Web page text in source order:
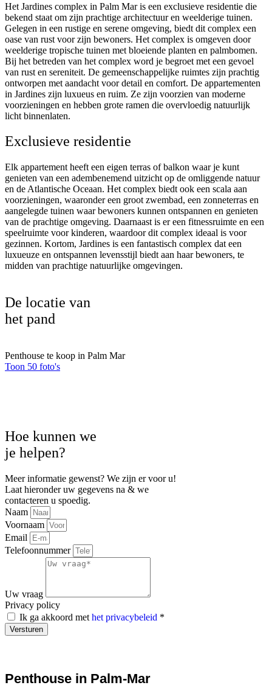
Het Jardines complex in Palm Mar is een exclusieve residentie die
bekend staat om zijn prachtige architectuur en weelderige tuinen.
Gelegen in een rustige en serene omgeving, biedt dit complex een
oase van rust voor zijn bewoners. Het complex is omgeven door
weelderige tropische tuinen met bloeiende planten en palmbomen.
Bij het betreden van het complex word je begroet met een gevoel
van rust en sereniteit. De gemeenschappelijke ruimtes zijn prachtig
ontworpen met aandacht voor detail en comfort. De appartementen
in Jardines zijn luxueus en ruim. Ze zijn voorzien van moderne
voorzieningen en hebben grote ramen die overvloedig natuurlijk
licht binnenlaten.
Exclusieve residentie
Elk appartement heeft een eigen terras of balkon waar je kunt
genieten van een adembenemend uitzicht op de omliggende natuur
en de Atlantische Oceaan. Het complex biedt ook een scala aan
voorzieningen, waaronder een groot zwembad, een zonneterras en
aangelegde tuinen waar bewoners kunnen ontspannen en genieten
van de prachtige omgeving. Daarnaast is er een fitnessruimte en een
speelruimte voor kinderen, waardoor dit complex ideaal is voor
gezinnen. Kortom, Jardines is een fantastisch complex dat een
luxueuze en ontspannen levensstijl biedt aan haar bewoners, te
midden van prachtige natuurlijke omgevingen.
De locatie van
het pand
Penthouse te koop in Palm Mar
Toon 50 foto's
Hoe kunnen we
je helpen?
Meer informatie gewenst? We zijn er voor u!
Laat hieronder uw gegevens na & we
contacteren u spoedig.
Naam
Voornaam
Email
Telefoonnummer
Uw vraag
Privacy policy
Ik ga akkoord met het privacybeleid *
Versturen
Penthouse in Palm-Mar